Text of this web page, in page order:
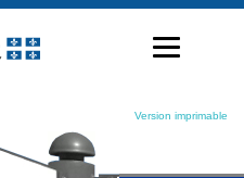
Version imprimable